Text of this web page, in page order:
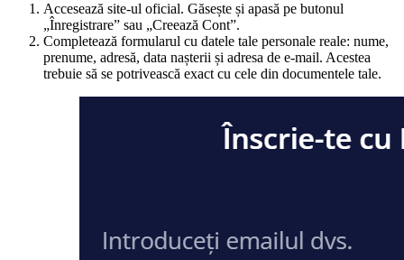
Accesează site-ul oficial. Găsește și apasă pe butonul
„Înregistrare” sau „Creează Cont”.
Completează formularul cu datele tale personale reale: nume,
prenume, adresă, data nașterii și adresa de e-mail. Acestea
trebuie să se potrivească exact cu cele din documentele tale.